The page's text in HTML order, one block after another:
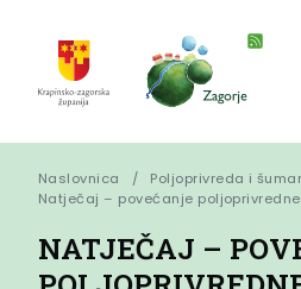
Naslovnica
Poljoprivreda i
Natječaj – povećanje
NATJEČAJ –